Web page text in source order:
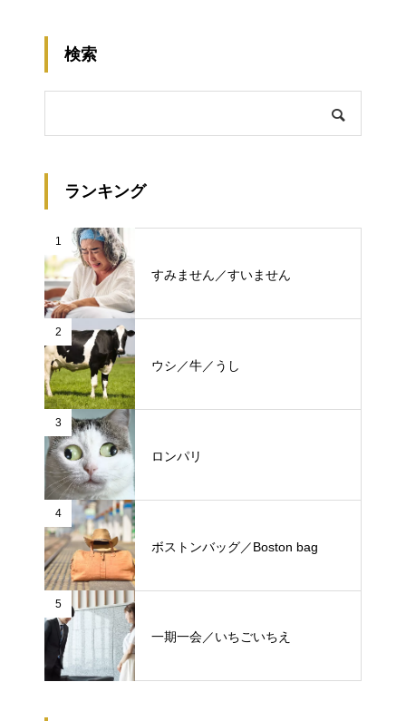
検索
ランキング
1
すみません／すいません
2
ウシ／牛／うし
3
ロンパリ
4
ボストンバッグ／Boston bag
5
一期一会／いちごいちえ